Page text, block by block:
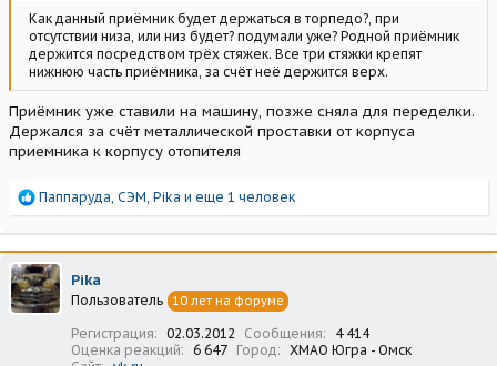
Как данный приёмник будет держаться в торпедо?, при
отсутствии низа, или низ будет? подумали уже? Родной приёмник
держится посредством трёх стяжек. Все три стяжки крепят
нижнюю часть приёмника, за счёт неё держится верх.
Приёмник уже ставили на машину, позже сняла для переделки.
Держался за счёт металлической проставки от корпуса
приемника к корпусу отопителя
Р
а
к
ц
и
и
Паппаруда СЭМ Pika и еще 1 человек
Pika
Пользователь 10 лет на форуме
Регистрация 02.03.2012 Сообщения
4 414
Оценка реакций
6 647 Город
ХМАО Югра - Омск